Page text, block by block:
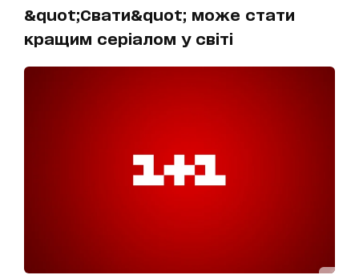
&quot;Свати&quot; може стати
кращим серіалом у світі